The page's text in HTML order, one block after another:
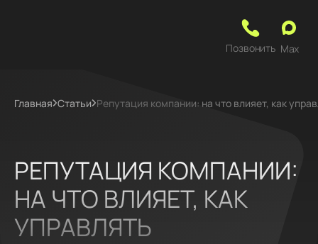
Позвонить Max
Главная Статьи Репутация компании: на что влияет, как
РЕПУТАЦИЯ КОМПАНИИ:
НА ЧТО ВЛИЯЕТ, КАК
УПРАВЛЯТЬ